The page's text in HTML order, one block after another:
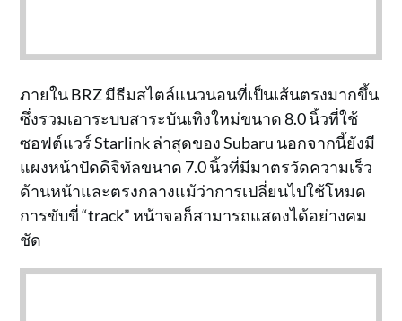
ภายใน BRZ มีธีมสไตล์แนวนอนที่เป็นเส้นตรงมากขึ้น
ซึ่งรวมเอาระบบสาระบันเทิงใหม่ขนาด 8.0 นิ้วที่ใช้
ซอฟต์แวร์ Starlink ล่าสุดของ Subaru นอกจากนี้ยังมี
แผงหน้าปัดดิจิทัลขนาด 7.0 นิ้วที่มีมาตรวัดความเร็ว
ด้านหน้าและตรงกลางแม้ว่าการเปลี่ยนไปใช้โหมด
การขับขี่ “track” หน้าจอก็สามารถแสดงได้อย่างคม
ชัด